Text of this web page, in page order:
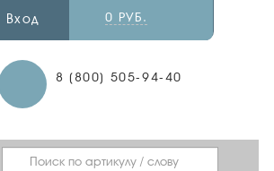
8 (800) 505-94-40
Вход 0 РУБ.